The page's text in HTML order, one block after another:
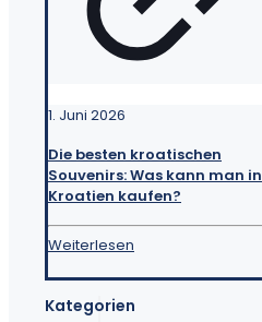
1. Juni 2026
Die besten kroatischen
Souvenirs: Was kann man in
Kroatien kaufen?
Weiterlesen
Kategorien